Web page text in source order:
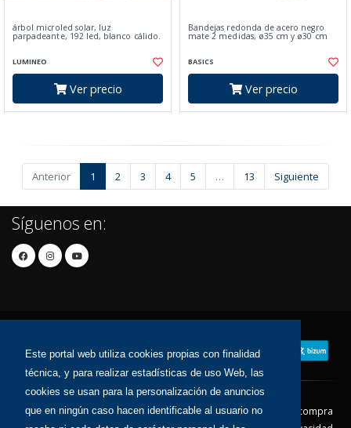
Este portal web utiliza cookies propias con finalidad
técnica, y para realizar estadísticas de uso Web, las
cookies se usan para la personalización de anuncios
que en ningún caso hacen identificable al usuario no
árbol microled solar, luz
parpadeante, 192 led, blanco cálido.
LUMINEO
Ver precio
Bandejas redonda de acero negro
mate 2 medidas, ø35 cm y ø30 cm
BASICS
Ver precio
Anterior 1 2 3 4 5 … 13 Siguiente
Síguenos en:
Contacto Aviso Legal
Condiciones de compra